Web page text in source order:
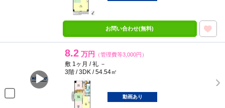
お問い合わせ(無料)
8.2 万円 （管理費等3,000円）
敷 1ヶ月 / 礼 －
3階 / 3DK / 54.54㎡
動画あり